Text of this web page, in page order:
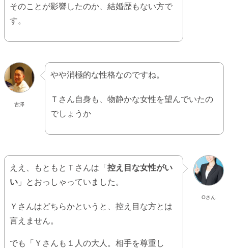
そのことが影響したのか、結婚歴もない方で
す。
古澤
やや消極的な性格なのですね。
Ｔさん自身も、物静かな女性を望んでいたの
でしょうか
Oさん
ええ、もともとＴさんは「 控え目な女性がい
い 」とおっしゃっていました。
Ｙさんはどちらかというと、控え目な方とは
言えません。
でも「Ｙさんも１人の大人。相手を尊重し